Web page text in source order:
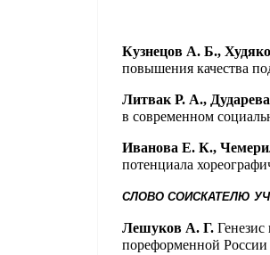
Кузнецов А. Б.,
повышения качества
Литвак Р. А.,
в современном
Иванова Е. К.,
потенциала
СЛОВО СОИСКАТЕЛЮ
Лешуков А. Г.
пореформенной России